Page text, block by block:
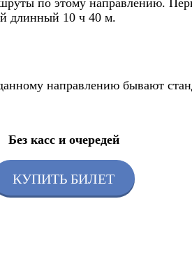
по этому направлению.
длинный 10 ч 40 м.
направлению бывают
Без касс и очередей
КУПИТЬ БИЛЕТ